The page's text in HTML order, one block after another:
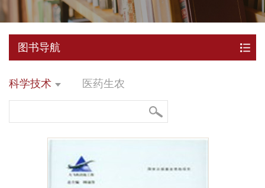
图书导航
科学技术 医药生农